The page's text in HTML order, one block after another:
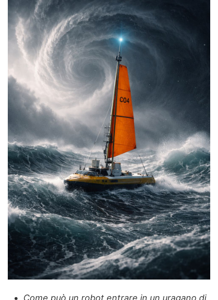
Come può un robot entrare in un uragano di